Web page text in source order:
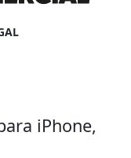
iPhone,